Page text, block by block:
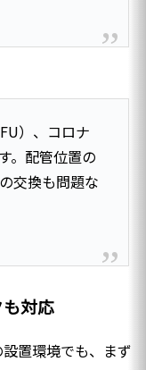
）、コロナ
。配管位置の
交換も問題な
対応
置環境でも、まず